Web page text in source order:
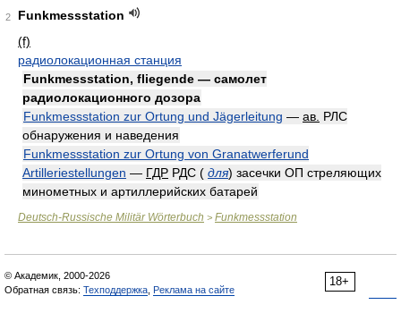
2
Funkmessstation
(f)
радиолокационная станция
Funkmessstation, fliegende — самолет
радиолокационного дозора
Funkmessstation zur Ortung und Jägerleitung — ав. РЛС
обнаружения и наведения
Funkmessstation zur Ortung von Granatwerferund
Artilleriestellungen — ГДР РДС ( для) засечки ОП стреляющих
минометных и артиллерийских батарей
Deutsch-Russische Militär Wörterbuch > Funkmessstation
18+
© Академик, 2000-2026
Обратная связь: Техподдержка Реклама на сайте